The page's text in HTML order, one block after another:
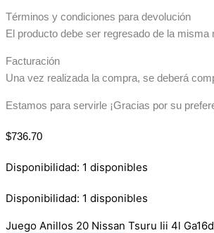
Términos y condiciones para devolución
El producto debe ser regresado de la
Facturación
Una vez realizada la compra, se deberá
Estamos para servirle ¡Gracias por su
$736.70
Disponibilidad: 1 disponibles
Disponibilidad: 1 disponibles
Juego Anillos 20 Nissan Tsuru Iii 4l